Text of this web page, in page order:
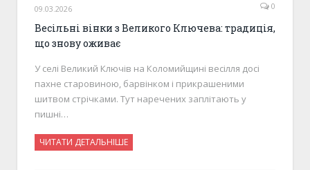
09.03.2026 0
Весільні вінки з Великого Ключева: традиція,
що знову оживає
У селі Великий Ключів на Коломийщині весілля досі
пахне старовиною, барвінком і прикрашеними
шитвом стрічками. Тут наречених заплітають у
пишні…
ЧИТАТИ ДЕТАЛЬНІШЕ